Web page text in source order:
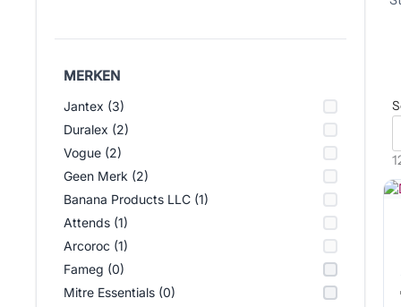
MERKEN
Jantex (3)
Duralex (2)
Vogue (2)
Geen Merk (2)
Banana Products LLC (1)
Attends (1)
Arcoroc (1)
Fameg (0)
Mitre Essentials (0)